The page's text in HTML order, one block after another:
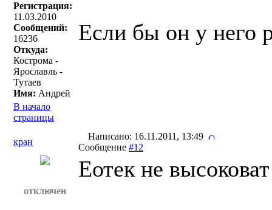
Регистрация:
11.03.2010
Сообщений:
16236
Откуда:
Кострома -
Ярославль -
Тутаев
Имя: Андрей
Если бы он у него
В начало
страницы
кран
Написано: 16.11.2011, 13:49
Сообщение #12
отключен
Еотек не